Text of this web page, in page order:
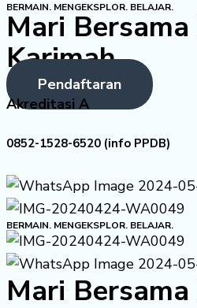
BERMAIN. MENGEKSPLOR. BELAJAR.
Mari
Karimah
Pendaftaran
Akreditasi A
0852-1528-6520 (info PPDB)
BERMAIN. MENGEKSPLOR. BELAJAR.
Mari